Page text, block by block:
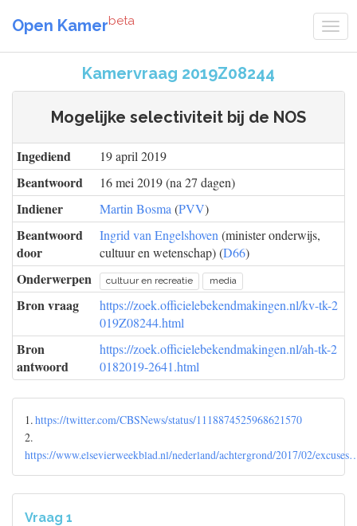
Open Kamerbeta
Kamervraag 2019Z08244
Mogelijke selectiviteit bij de NOS
Ingediend 19 april 2019
Beantwoord 16 mei 2019 (na 27 dagen)
Indiener Martin Bosma (PVV)
Beantwoord
door
Ingrid van Engelshoven (minister onderwijs,
cultuur en wetenschap) (D66)
Onderwerpen cultuur en recreatie media
Bron vraag
https://zoek.officielebekendmakingen.nl/kv-tk-2
019Z08244.html
Bron
antwoord
https://zoek.officielebekendmakingen.nl/ah-tk-2
0182019-2641.html
1.https://twitter.com/CBSNews/status/1118874525968621570
2.
https://www.elsevierweekblad.nl/nederland/achtergrond/2017/02/
Vraag 1